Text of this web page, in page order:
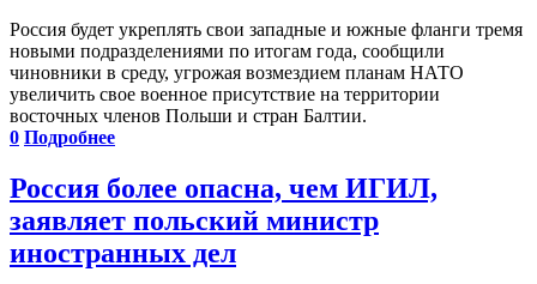
Россия будет укреплять свои западные и южные фланги тремя
новыми подразделениями по итогам года, сообщили
чиновники в среду, угрожая возмездием планам НАТО
увеличить свое военное присутствие на территории
восточных членов Польши и стран Балтии.
0 Подробнее
Россия более опасна, чем ИГИЛ,
заявляет польский министр
иностранных дел